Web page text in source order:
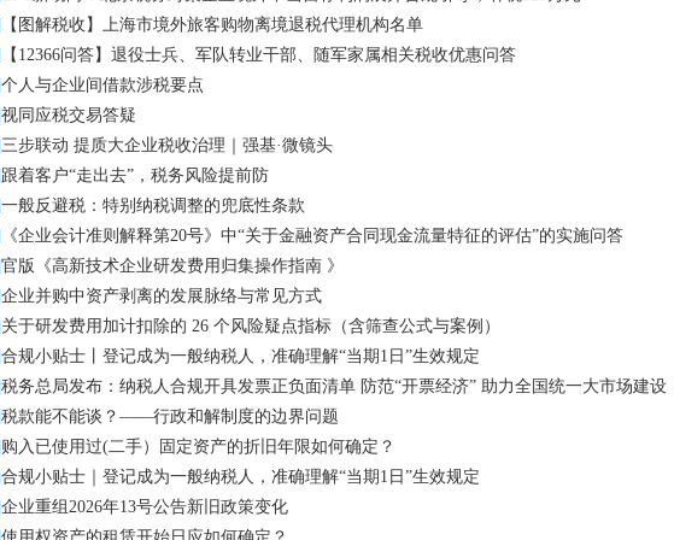
【图解税收】上海市境外旅客购物离境退税代理机构名单
【12366问答】退役士兵、军队转业干部、随军家属相关税收优惠问答
个人与企业间借款涉税要点
视同应税交易答疑
三步联动 提质大企业税收治理｜强基·微镜头
跟着客户“走出去”，税务风险提前防
一般反避税：特别纳税调整的兜底性条款
《企业会计准则解释第20号》中“关于金融资产合同现金流量特征的评估”的实施问答
官版《高新技术企业研发费用归集操作指南 》
企业并购中资产剥离的发展脉络与常见方式
关于研发费用加计扣除的 26 个风险疑点指标（含筛查公式与案例）
合规小贴士丨登记成为一般纳税人，准确理解“当期1日”生效规定
税务总局发布：纳税人合规开具发票正负面清单 防范“开票经济” 助力全国统一大市场建设
税款能不能谈？——行政和解制度的边界问题
购入已使用过(二手）固定资产的折旧年限如何确定？
合规小贴士｜登记成为一般纳税人，准确理解“当期1日”生效规定
企业重组2026年13号公告新旧政策变化